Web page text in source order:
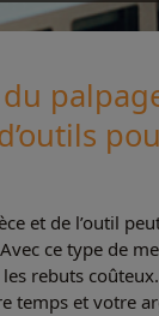
et de l’outil
ce type de
rebuts
temps et votre